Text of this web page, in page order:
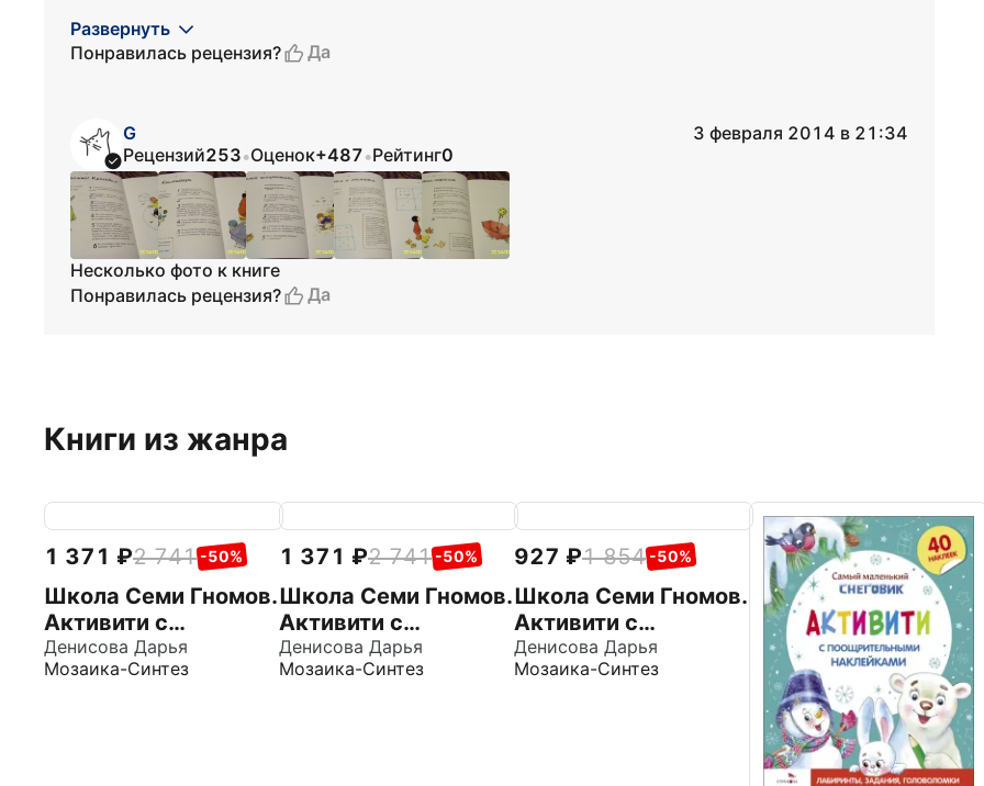
Развернуть
Понравилась рецензия?
Да
G
3 февраля 2014 в 21:34
Рецензий253•Оценок+487•Рейтинг0
Несколько фото к книге
Понравилась рецензия?
Да
Книги из жанра
1 371 2 741 -50%
Школа Семи Гномов.
Активити с
наклейками.
Комплект 3+
Денисова Дарья
Мозаика-Синтез
1 371 2 741 -50%
Школа Семи Гномов.
Активити с
наклейками.
Комплект 2+
Денисова Дарья
Мозаика-Синтез
927 1 854 -50%
Школа Семи Гномов.
Активити с
наклейками.
Комплект 1+
Денисова Дарья
Мозаика-Синтез